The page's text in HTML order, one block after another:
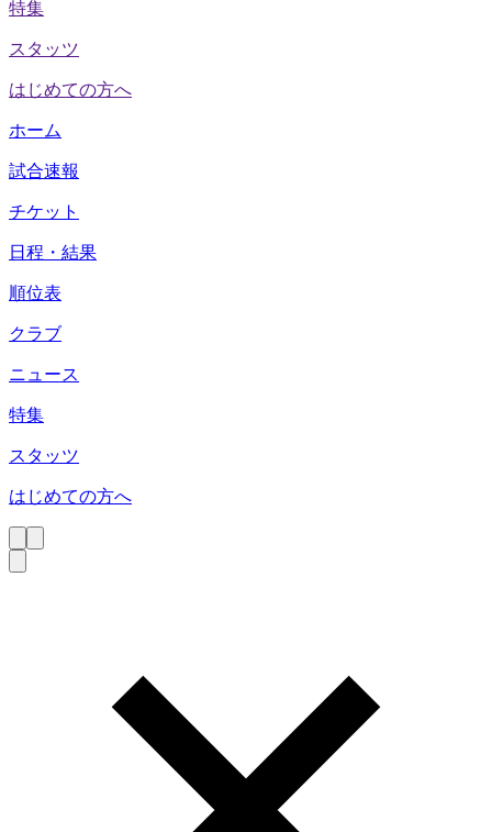
特集
スタッツ
はじめての方へ
ホーム
試合速報
チケット
日程・結果
順位表
クラブ
ニュース
特集
スタッツ
はじめての方へ